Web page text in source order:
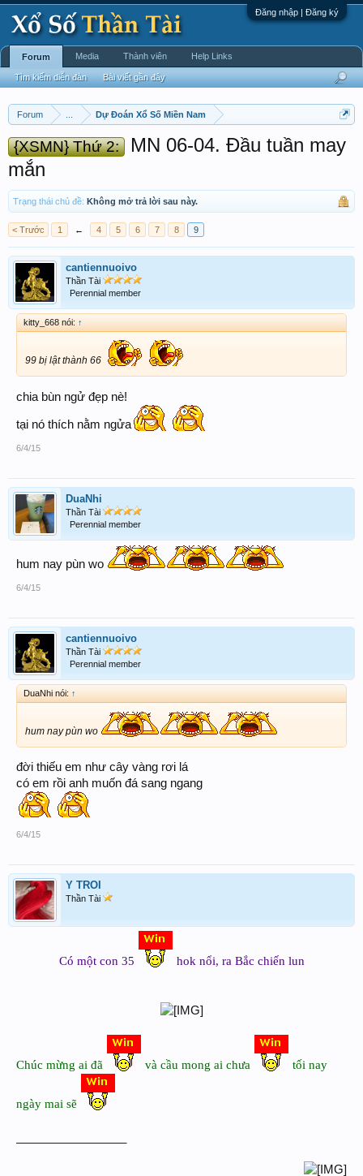
Đăng nhập | Đăng ký
Forum Dự Đoán Xổ Số Miền Nam
{XSMN} Thứ 2:
MN 06-04. Đầu tuần may
mắn
Trạng thái chủ đề: Không mở trả lời sau này.
< Trước 1 ← 4 5 6 7 8 9
cantiennuoivo
Thần Tài
Perennial member
kitty_668 nói: ↑
99 bị lật thành 66
chia bùn ngử đẹp nè!
tại nó thích nằm ngửa
6/4/15
DuaNhi
Thần Tài
Perennial member
hum nay pùn wo
6/4/15
cantiennuoivo
Thần Tài
Perennial member
DuaNhi nói: ↑
hum nay pùn wo
đời thiếu em như cây vàng rơi lá
có em rồi anh muốn đá sang ngang
6/4/15
Y TROI
Thần Tài
Có một con 35 hok nổi, ra Bắc chiến lun
Chúc mừng ai đã và cầu mong ai chưa tối nay
ngày mai sẽ
Forum
Tìm kiếm diễn đàn Bài viết gần đây
Media Thành viên Help Links